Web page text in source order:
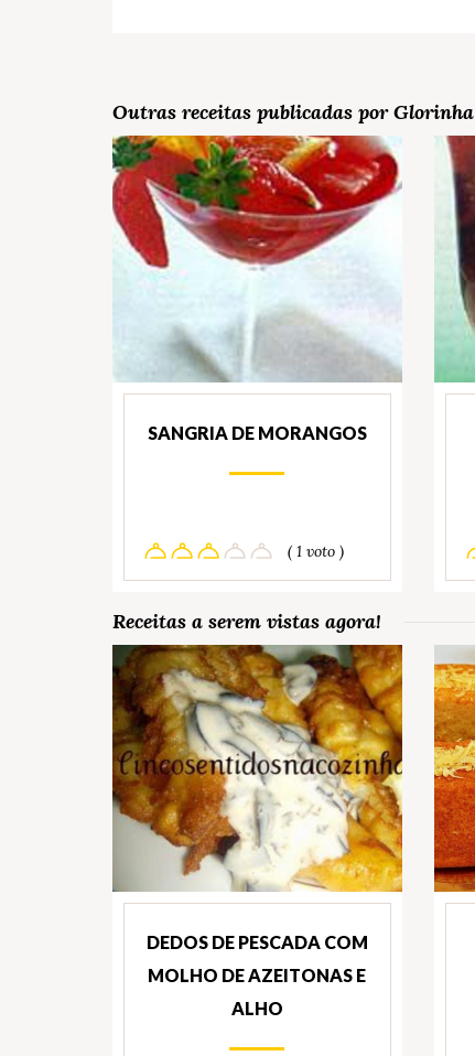
Outras receitas publicadas por Glorinha
SANGRIA DE MORANGOS
( 1 voto )
Receitas a serem vistas agora!
DEDOS DE PESCADA COM
MOLHO DE AZEITONAS E
ALHO